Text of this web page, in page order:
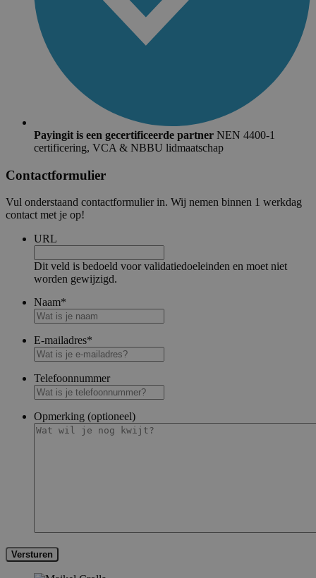
Payingit is een gecertificeerde partner NEN 4400-1
certificering, VCA & NBBU lidmaatschap
Contactformulier
Vul onderstaand contactformulier in. Wij nemen binnen 1 werkdag
contact met je op!
URL
Dit veld is bedoeld voor validatiedoeleinden en moet niet
worden gewijzigd.
Naam*
E-mailadres*
Telefoonnummer
Opmerking (optioneel)
Versturen